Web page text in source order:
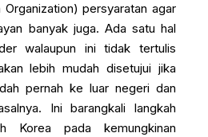
persyaratan agar
banyak juga. Ada satu hal
walaupun ini tidak tertulis
lebih mudah disetujui jika
pernah ke luar negeri dan
Ini barangkali langkah
Korea pada kemungkinan